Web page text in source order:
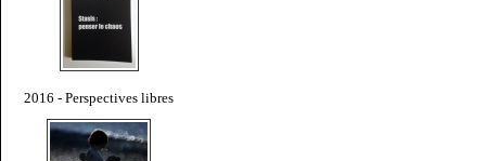
2016 - Perspectives libres